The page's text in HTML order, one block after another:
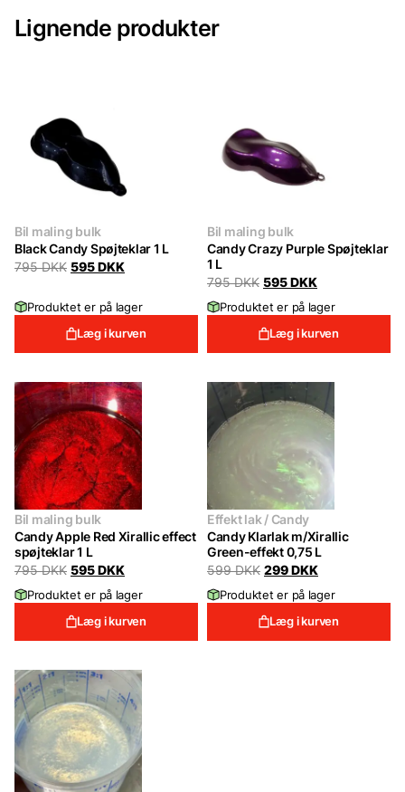
Lignende produkter
Bil maling bulk
Black Candy Spøjteklar 1 L
795DKK Original
795 DKK.
595DKKCurrent
595 DKK.
Produktet er på lager
Læg i kurven
Bil maling bulk
Candy Crazy Purple Spøjteklar
1 L
795DKK Original
was:
595DKKCurrent
is:
Produktet er på lager
Læg i kurven
Bil maling bulk
Candy Apple Red Xirallic effect
spøjteklar 1 L
795DKK Original
was:
595DKKCurrent
is:
Produktet er på lager
Læg i kurven
Effekt lak / Candy
Candy Klarlak m/Xirallic
Green-effekt 0,75 L
599DKK Original
was:
299DKKCurrent
is:
Produktet er på lager
Læg i kurven